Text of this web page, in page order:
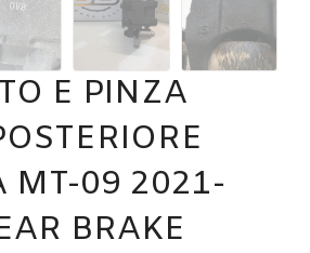
E PINZA
MT-09 2021-
BRAKE